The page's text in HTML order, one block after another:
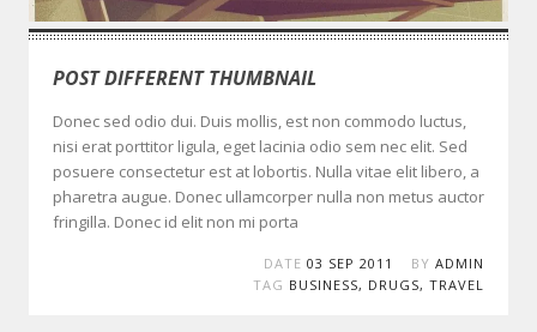
POST DIFFERENT THUMBNAIL
Donec sed odio dui. Duis mollis, est non commodo luctus,
nisi erat porttitor ligula, eget lacinia odio sem nec elit. Sed
posuere consectetur est at lobortis. Nulla vitae elit libero, a
pharetra augue. Donec ullamcorper nulla non metus auctor
fringilla. Donec id elit non mi porta
DATE 03 SEP 2011 BY ADMIN
TAG BUSINESS, DRUGS, TRAVEL